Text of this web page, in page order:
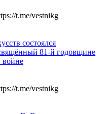
t.me/vestnikg
состоялся
81-й годовщине
войне
t.me/vestnikg